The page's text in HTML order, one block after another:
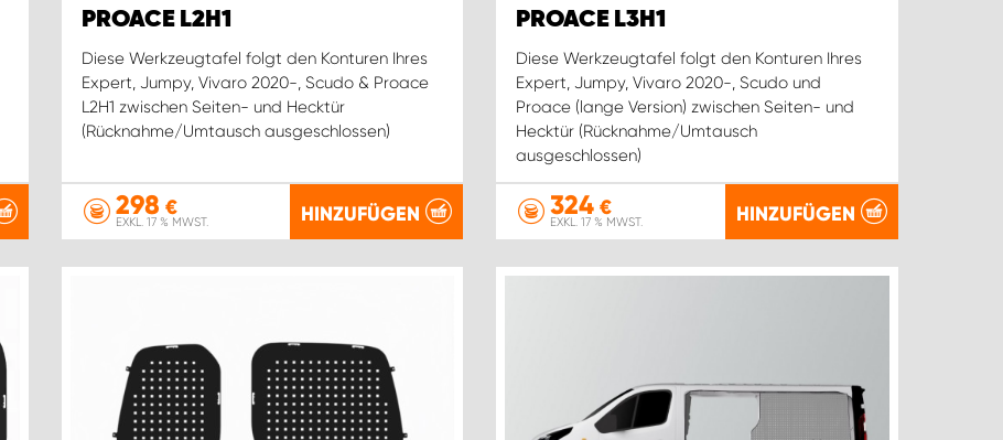
PROACE L2H1
Diese Werkzeugtafel folgt den Konturen Ihres
Expert, Jumpy, Vivaro 2020-, Scudo & Proace
L2H1 zwischen Seiten- und Hecktür
(Rücknahme/Umtausch ausgeschlossen)
298 €
EXKL. 17 % MWST. HINZUFÜGEN
PROACE L3H1
Diese Werkzeugtafel folgt den Konturen Ihres
Expert, Jumpy, Vivaro 2020-, Scudo und
Proace (lange Version) zwischen Seiten- und
Hecktür (Rücknahme/Umtausch
ausgeschlossen)
324 €
EXKL. 17 % MWST. HINZUFÜGEN